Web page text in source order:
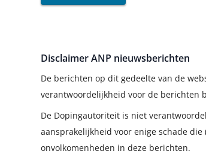
Disclaimer ANP nieuwsberichten
De berichten op dit gedeelte van de
verantwoordelijkheid voor de berichten
De Dopingautoriteit is niet
aansprakelijkheid voor enige schade
onvolkomenheden in deze berichten.